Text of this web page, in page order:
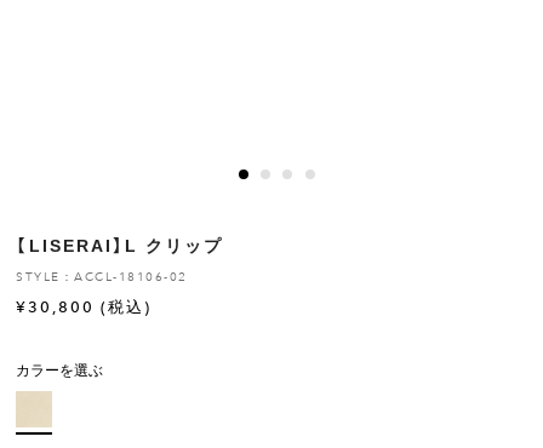
お修理について
【LISERAI】L クリップ
STYLE：ACCL-18106-02
¥30,800 (税込)
カラーを選ぶ